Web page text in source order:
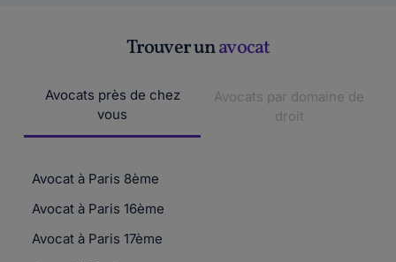
Trouver unavocat
Avocats près de chez
vous
Avocats par domaine de
droit
Avocat à Paris 8ème
Avocat à Paris 16ème
Avocat à Paris 17ème